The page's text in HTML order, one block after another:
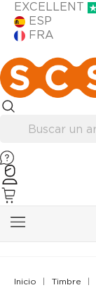
EXCELLENT
ESP
FRA
Inicio Timbre